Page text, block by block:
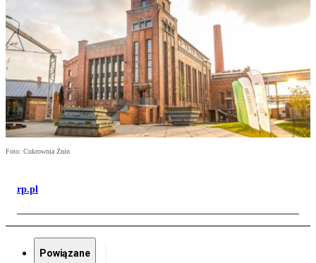
Foto: Cukrownia Żnin
rp.pl
Powiązane